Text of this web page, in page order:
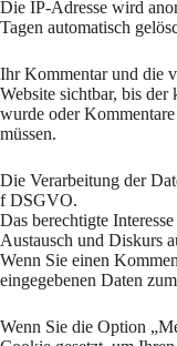
Die IP-Adresse wird
Tagen automatisch
Ihr Kommentar und die
Website sichtbar, bis
wurde oder
müssen.
Die Verarbeitung der
f DSGVO.
Das berechtigte
Austausch und Diskurs
Wenn Sie einen
eingegebenen Daten
Wenn Sie die Option